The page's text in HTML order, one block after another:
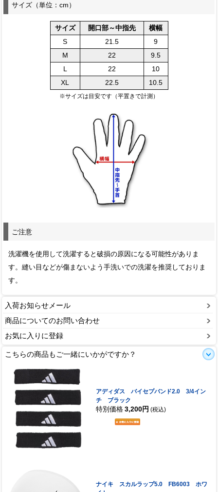
サイズ（単位：cm）
サイズ 開口部～中指先
横幅
S
21.5
9
M
22
9.5
L
22
10
XL
22.5 10.5
※サイズは目安です（平置きで計測）
ご注意
洗濯機を使用して洗濯すると破損の原因になる可能性がありま
す。縫い目などが傷まないよう手洗いでの洗濯を推奨しておりま
す。
入荷お知らせメール
商品についてのお問い合わせ
お気に入りに登録
こちらの商品もご一緒にいかがですか？
アディダス バイセプバンド2.0 3/4イン
チ ブラック
特別価格 3,200円 (税込)
ナイキ スカルラップ5.0 FB6003 ホワ